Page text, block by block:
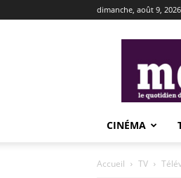
dimanche, août 9, 2026
CINÉMA
Accueil TV